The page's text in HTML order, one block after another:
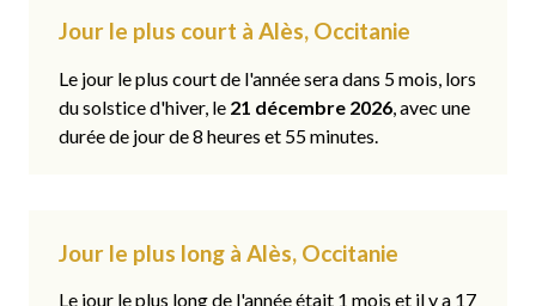
Jour le plus court à Alès, Occitanie
Le jour le plus court de l'année sera dans 5 mois, lors
du solstice d'hiver, le 21 décembre 2026, avec une
durée de jour de 8 heures et 55 minutes.
Jour le plus long à Alès, Occitanie
Le jour le plus long de l'année était 1 mois et il y a 17